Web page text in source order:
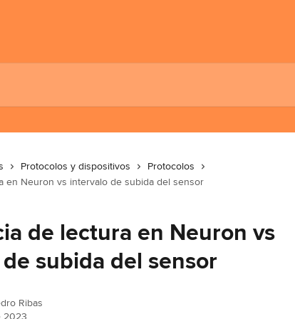
Protocolos y dispositivos
Protocolos
en Neuron vs intervalo de subida del sensor
de lectura en Neuron vs
subida del sensor
Ribas
2023